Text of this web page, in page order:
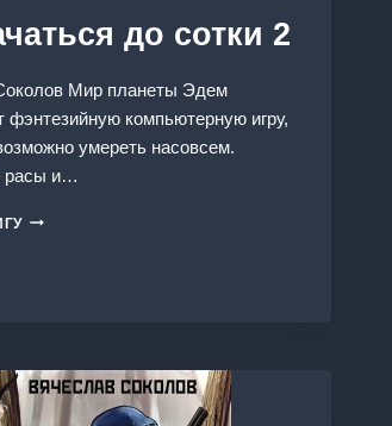
до сотки 2
Мир планеты Эдем
фэнтезийную компьютерную игру,
умереть насовсем.
расы и…
ПРОКАЧАТЬСЯ